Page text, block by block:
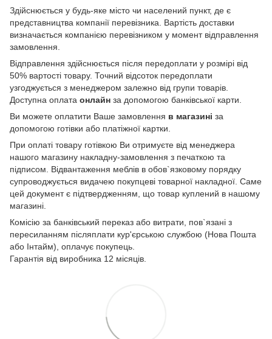
Здійснюється у будь-яке місто чи населений пункт, де є
представництва компанії перевізника. Вартість доставки
визначається компанією перевізником у момент відправлення
замовлення.
Відправлення здійснюється після передоплати у розмірі від
50% вартості товару. Точний відсоток передоплати
узгоджується з менеджером залежно від групи товарів.
Доступна оплата онлайн за допомогою банківської карти.
Ви можете оплатити Ваше замовлення в магазині за
допомогою готівки або платіжної картки.
При оплаті товару готівкою Ви отримуєте від менеджера
нашого магазину накладну-замовлення з печаткою та
підписом. Відвантаження меблів в обов`язковому порядку
супроводжується видачею покупцеві товарної накладної. Саме
цей документ є підтвердженням, що товар куплений в нашому
магазині.
Комісію за банківський переказ або витрати, пов`язані з
пересиланням післяплати кур'єрською службою (Нова Пошта
або Інтайм), оплачує покупець.
Гарантія від виробника 12 місяців.